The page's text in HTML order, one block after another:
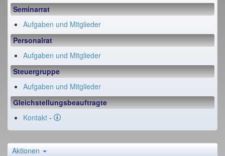
Seminarrat
Aufgaben und Mitglieder
Personalrat
Aufgaben und Mitglieder
Steuergruppe
Aufgaben und Mitglieder
Gleichstellungsbeauftragte
Kontakt -
Aktionen